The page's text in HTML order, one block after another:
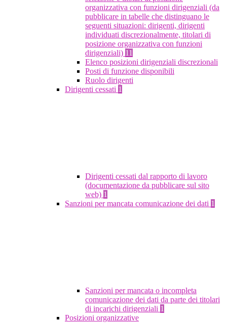
organizzativa con funzioni dirigenziali (da
pubblicare in tabelle che distinguano le
seguenti situazioni: dirigenti, dirigenti
individuati discrezionalmente, titolari di
posizione organizzativa con funzioni
dirigenziali) 11
Elenco posizioni dirigenziali discrezionali
Posti di funzione disponibili
Ruolo dirigenti
Dirigenti cessati 1
Dirigenti cessati dal rapporto di lavoro
(documentazione da pubblicare sul sito
web) 1
Sanzioni per mancata comunicazione dei dati 1
Sanzioni per mancata o incompleta
comunicazione dei dati da parte dei titolari
di incarichi dirigenziali 1
Posizioni organizzative